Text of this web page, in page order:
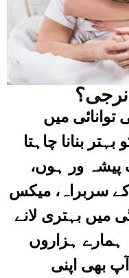
توانائی میں
بنانا چاہتا
ور ہوں،
کے سربراہ، میکس
میں بہتری لانے
ہمارے ہزاروں
بھی اپنی